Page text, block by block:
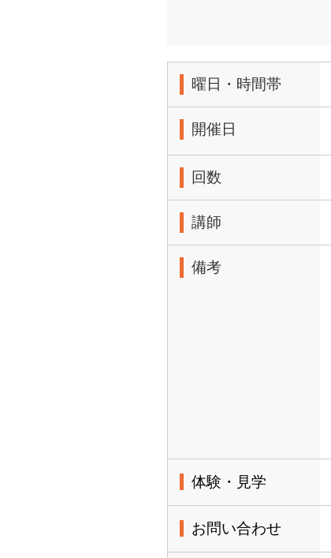
曜日・時間帯
開催日
回数
講師
備考
体験・見学
お問い合わせ